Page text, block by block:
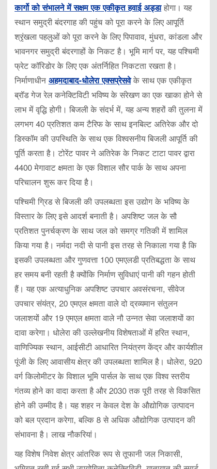
कार्गो को संभालने में सक्षम एक एकीकृत हवाई अड्डाहोगा। यह
स्थान समुद्री बंदरगाह की पहुंच को पूरा करने के लिए आपूर्ति
श्रृंखला पहलुओं को पूरा करने के लिए पिपावाव, मुंधरा, कांडला और
भावनगर समुद्री बंदरगाहों के निकट है। भूमि मार्ग पर, यह पश्चिमी
फ्रेट कॉरिडोर के लिए एक अंतर्निहित निकटता रखता है।
निर्माणाधीन अहमदाबाद-धोलेरा एक्सप्रेसवेके साथ एक एकीकृत
ब्रॉड गेज रेल कनेक्टिविटी भविष्य के संरेखण का एक खाका होने से
लाभ में वृद्धि होगी। बिजली के संदर्भ में, यह अन्य शहरों की तुलना में
लगभग 40 प्रतिशत कम टैरिफ के साथ इनबिल्ट अतिरेक और दो
डिस्कॉम की उपस्थिति के साथ एक विश्वसनीय बिजली आपूर्ति की
पूर्ति करता है। टोरेंट पावर ने अतिरेक के निकट टाटा पावर द्वारा
4400 मेगावाट क्षमता के एक विशाल सौर पार्क के साथ अपना
परिचालन शुरू कर दिया है।
पश्चिमी ग्रिड से बिजली की उपलब्धता इस उद्योग के भविष्य के
विस्तार के लिए इसे आदर्श बनाती है। अपशिष्ट जल के सौ
प्रतिशत पुनर्चक्रण के साथ जल को समग्र गतिकी में शामिल
किया गया है। नर्मदा नदी से पानी इस तरह से निकाला गया है कि
इसकी उपलब्धता और गुणवत्ता 100 एमएलडी प्रतिबद्धता के साथ
हर समय बनी रहती है क्योंकि निर्माण सुविधाएं पानी की गहन होती
हैं। यह एक अत्याधुनिक अपशिष्ट उपचार अवसंरचना, सीवेज
उपचार संयंत्र, 20 एमएल क्षमता वाले दो द्रव्यमान संतुलन
जलाशयों और 19 एमएल क्षमता वाले नौ उन्नत सेवा जलाशयों का
दावा करेगा। धोलेरा की उल्लेखनीय विशेषताओं में हरित स्थान,
वाणिज्यिक स्थान, आईसीटी आधारित नियंत्रण केंद्र और कार्यशील
पूंजी के लिए आवासीय क्षेत्र की उपलब्धता शामिल है। धोलेरा, 920
वर्ग किलोमीटर के विशाल भूमि पार्सल के साथ एक विश्व स्तरीय
गंतव्य होने का वादा करता है और 2030 तक पूरी तरह से विकसित
होने की उम्मीद है। यह शहर न केवल देश के औद्योगिक उत्पादन
को बल प्रदान करेगा, बल्कि 8 से अधिक औद्योगिक उत्पादन की
संभावना है। लाख नौकरियां।
यह विशेष निवेश क्षेत्र आंतरिक रूप से तूफानी जल निकासी,